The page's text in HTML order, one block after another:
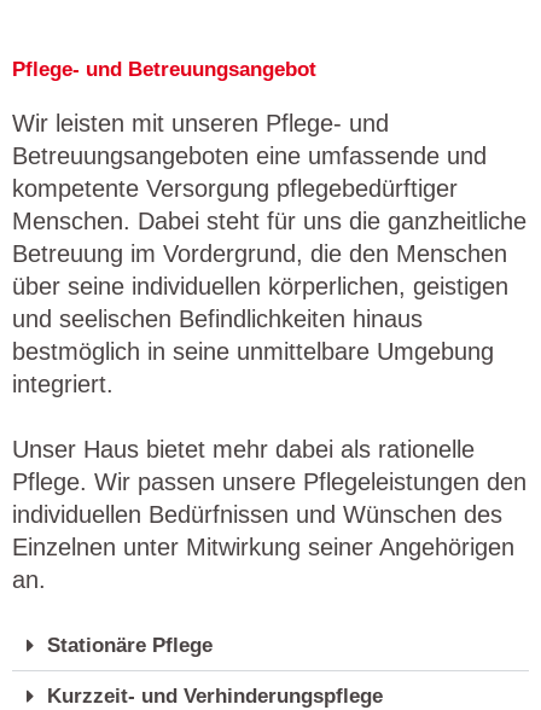
Pflege- und Betreuungsangebot
Wir leisten mit unseren Pflege- und
Betreuungsangeboten eine umfassende und
kompetente Versorgung pflegebedürftiger
Menschen. Dabei steht für uns die ganzheitliche
Betreuung im Vordergrund, die den Menschen
über seine individuellen körperlichen, geistigen
und seelischen Befindlichkeiten hinaus
bestmöglich in seine unmittelbare Umgebung
integriert.
Unser Haus bietet mehr dabei als rationelle
Pflege. Wir passen unsere Pflegeleistungen den
individuellen Bedürfnissen und Wünschen des
Einzelnen unter Mitwirkung seiner Angehörigen
an.
Stationäre Pflege
Kurzzeit- und Verhinderungspflege